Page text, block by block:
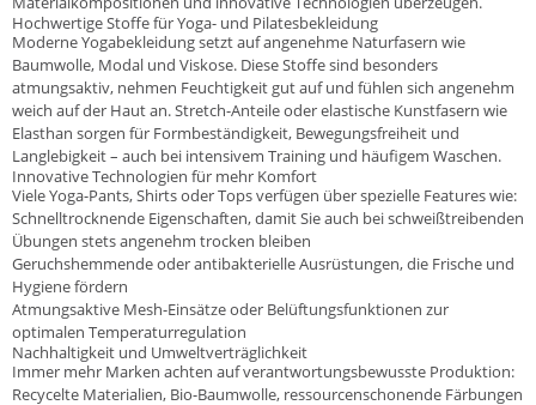
Hochwertige Stoffe für Yoga- und Pilatesbekleidung
Moderne Yogabekleidung setzt auf angenehme Naturfasern wie
Baumwolle, Modal und Viskose. Diese Stoffe sind besonders
atmungsaktiv, nehmen Feuchtigkeit gut auf und fühlen sich angenehm
weich auf der Haut an. Stretch-Anteile oder elastische Kunstfasern wie
Elasthan sorgen für Formbeständigkeit, Bewegungsfreiheit und
Langlebigkeit – auch bei intensivem Training und häufigem Waschen.
Innovative Technologien für mehr Komfort
Viele Yoga-Pants, Shirts oder Tops verfügen über spezielle Features wie:
Schnelltrocknende Eigenschaften, damit Sie auch bei schweißtreibenden
Übungen stets angenehm trocken bleiben
Geruchshemmende oder antibakterielle Ausrüstungen, die Frische und
Hygiene fördern
Atmungsaktive Mesh-Einsätze oder Belüftungsfunktionen zur
optimalen Temperaturregulation
Nachhaltigkeit und Umweltverträglichkeit
Immer mehr Marken achten auf verantwortungsbewusste Produktion:
Recycelte Materialien, Bio-Baumwolle, ressourcenschonende Färbungen